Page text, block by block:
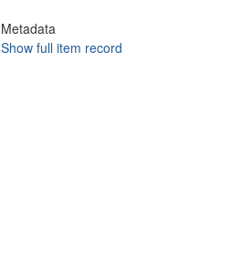
Metadata
Show full item record